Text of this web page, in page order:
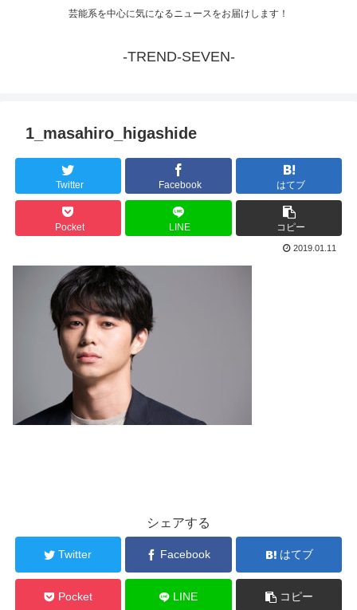
芸能系を中心に気になるニュースをお届けします！
-TREND-SEVEN-
1_masahiro_higashide
Twitter Facebook はてブ
Pocket LINE コピー
2019.01.11
シェアする
Twitter Facebook はてブ
Pocket LINE コピー